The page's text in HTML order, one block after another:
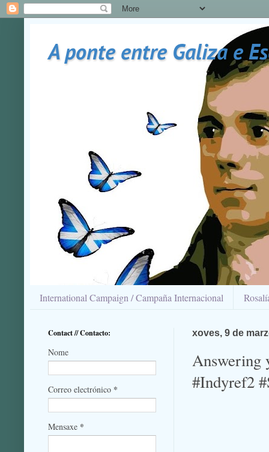
A ponte entre Galiza e
International Campaign / Campaña Internacional
xoves, 9 de
Answering
#Indyref2
Contact // Contacto:
Nome
Correo electrónico *
Mensaxe *